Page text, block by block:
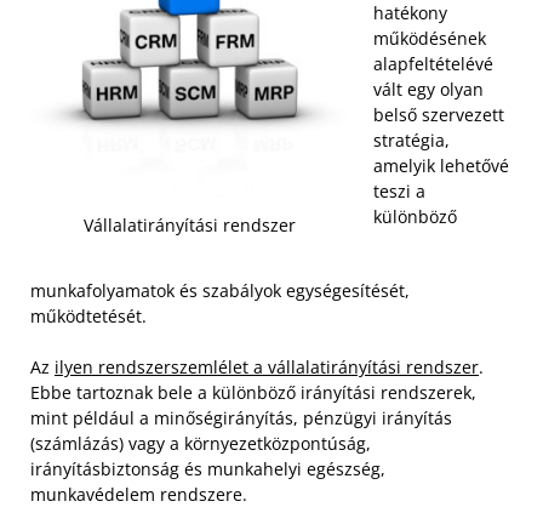
Vállalatirányítási rendszer
hatékony
működésének
alapfeltételévé
vált egy olyan
belső szervezett
stratégia,
amelyik lehetővé
teszi a
különböző
munkafolyamatok és szabályok egységesítését,
működtetését.
Az ilyen rendszerszemlélet a vállalatirányítási rendszer.
Ebbe tartoznak bele a különböző irányítási rendszerek,
mint például a minőségirányítás, pénzügyi irányítás
(számlázás) vagy a környezetközpontúság,
irányításbiztonság és munkahelyi egészség,
munkavédelem rendszere.